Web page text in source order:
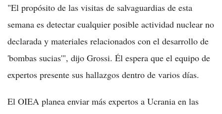
"El propósito de las visitas de salvaguardias de esta
semana es detectar cualquier posible actividad nuclear no
declarada y materiales relacionados con el desarrollo de
'bombas sucias'", dijo Grossi. Él espera que el equipo de
expertos presente sus hallazgos dentro de varios días.
El OIEA planea enviar más expertos a Ucrania en las